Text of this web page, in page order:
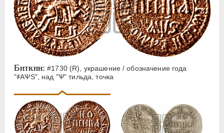
Биткин: #1730 (R), украшение / обозначение года
"҂АѰS", над "Ѱ" тильда, точка